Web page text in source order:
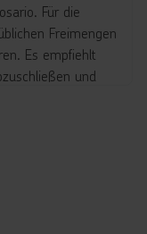
Für die
Freimengen
Es empfiehlt
und